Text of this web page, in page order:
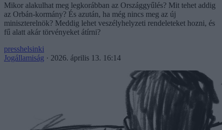
Mikor alakulhat meg legkorábban az Országgyűlés? Mit tehet addig
az Orbán-kormány? És azután, ha még nincs meg az új
miniszterelnök? Meddig lehet veszélyhelyzeti rendeleteket hozni, és
fű alatt akár törvényeket átírni?
presshelsinki
Jogállamiság · 2026. április 13. 16:14